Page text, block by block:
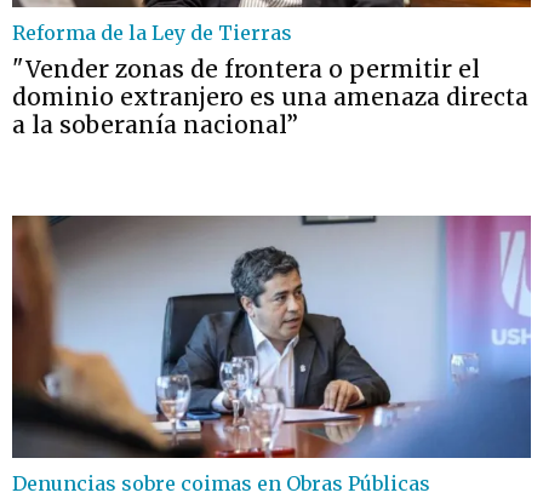
Reforma de la Ley de Tierras
"Vender zonas de frontera o permitir el
dominio extranjero es una amenaza directa
a la soberanía nacional”
Denuncias sobre coimas en Obras Públicas